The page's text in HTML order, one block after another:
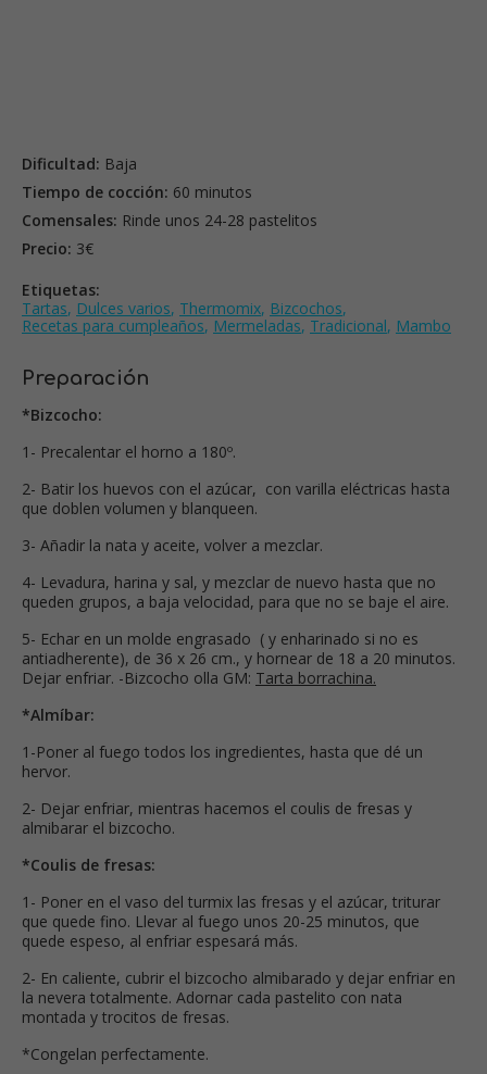
Dificultad: Baja
Tiempo de cocción: 60 minutos
Comensales: Rinde unos 24-28 pastelitos
Precio: 3€
Etiquetas:
Tartas, Dulces varios, Thermomix, Bizcochos,
Recetas para cumpleaños, Mermeladas, Tradicional, Mambo
Preparación
*Bizcocho:
1- Precalentar el horno a 180º.
2- Batir los huevos con el azúcar, con varilla eléctricas hasta
que doblen volumen y blanqueen.
3- Añadir la nata y aceite, volver a mezclar.
4- Levadura, harina y sal, y mezclar de nuevo hasta que no
queden grupos, a baja velocidad, para que no se baje el aire.
5- Echar en un molde engrasado ( y enharinado si no es
antiadherente), de 36 x 26 cm., y hornear de 18 a 20 minutos.
Dejar enfriar. -Bizcocho olla GM: Tarta borrachina.
*Almíbar:
1-Poner al fuego todos los ingredientes, hasta que dé un
hervor.
2- Dejar enfriar, mientras hacemos el coulis de fresas y
almibarar el bizcocho.
*Coulis de fresas:
1- Poner en el vaso del turmix las fresas y el azúcar, triturar
que quede fino. Llevar al fuego unos 20-25 minutos, que
quede espeso, al enfriar espesará más.
2- En caliente, cubrir el bizcocho almibarado y dejar enfriar en
la nevera totalmente. Adornar cada pastelito con nata
montada y trocitos de fresas.
*Congelan perfectamente.